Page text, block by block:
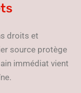
droits et
source protège
immédiat vient